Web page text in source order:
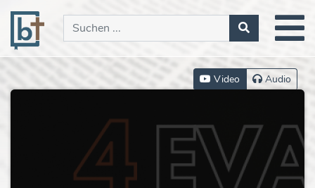
Video Audio